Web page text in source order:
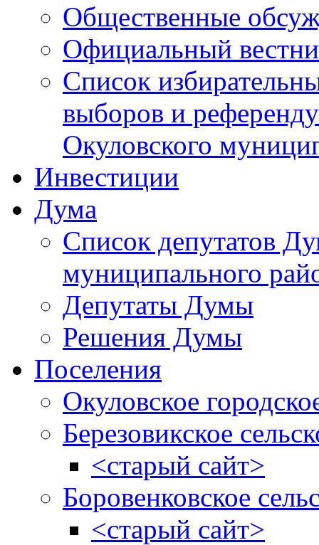
Общественные
Официальный
Список
выборов и
Окуловского
Инвестиции
Дума
Список депутатов
муниципального
Депутаты Думы
Решения Думы
Поселения
Окуловское
Березовикское
<старый сайт>
Боровенковское
<старый сайт>